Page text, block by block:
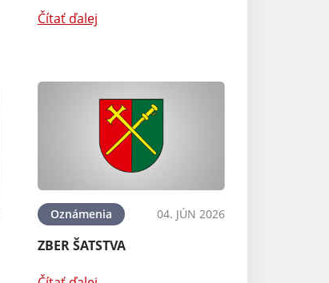
Čítať ďalej
Oznámenia 04. JÚN 2026
ZBER ŠATSTVA